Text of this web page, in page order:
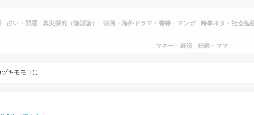
占い・開運 真実探究（陰謀論） 映画・海外ドラマ・書籍・マンガ 時事ネタ・社会勉
マネー・経済 妊婦・ママ